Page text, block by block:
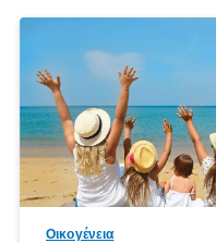
Οικογένεια